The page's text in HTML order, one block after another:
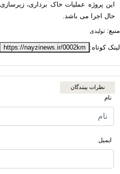
این پروژه عملیات خاک برداری،
حال اجرا می باشد.
منبع: تولیدی
لینک کوتاه: https://nayzinews.ir/0002km
نظرات بینندگان
نام
ایمیل